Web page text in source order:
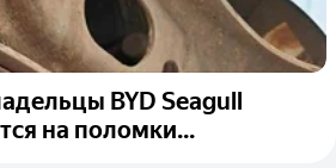
BYD Seagull
на поломки...